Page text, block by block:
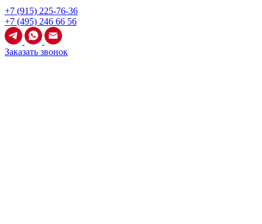
+7 (915) 225-76-36
+7 (495) 246 66 56
Заказать звонок